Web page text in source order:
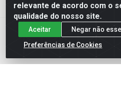
relevante de acordo com o
qualidade do nosso site.
Aceitar
Negar não
Preferências de Cookies
Atef Distribuidora LTDA - Av.
Paulo/SP - CEP 03.032-000 -